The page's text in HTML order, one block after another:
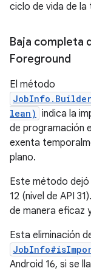
ciclo de vida de la
Baja completa
Foreground
El método
lean) indica la
de programación
exenta
plano.
Este método
12 (nivel de API
de manera eficaz
Esta eliminación
Android 16, si se